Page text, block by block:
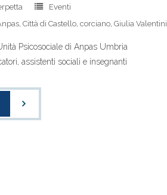
Eventi
, Città di Castello, corciano, Giulia Valentini
Psicosociale di Anpas Umbria
assistenti sociali e insegnanti